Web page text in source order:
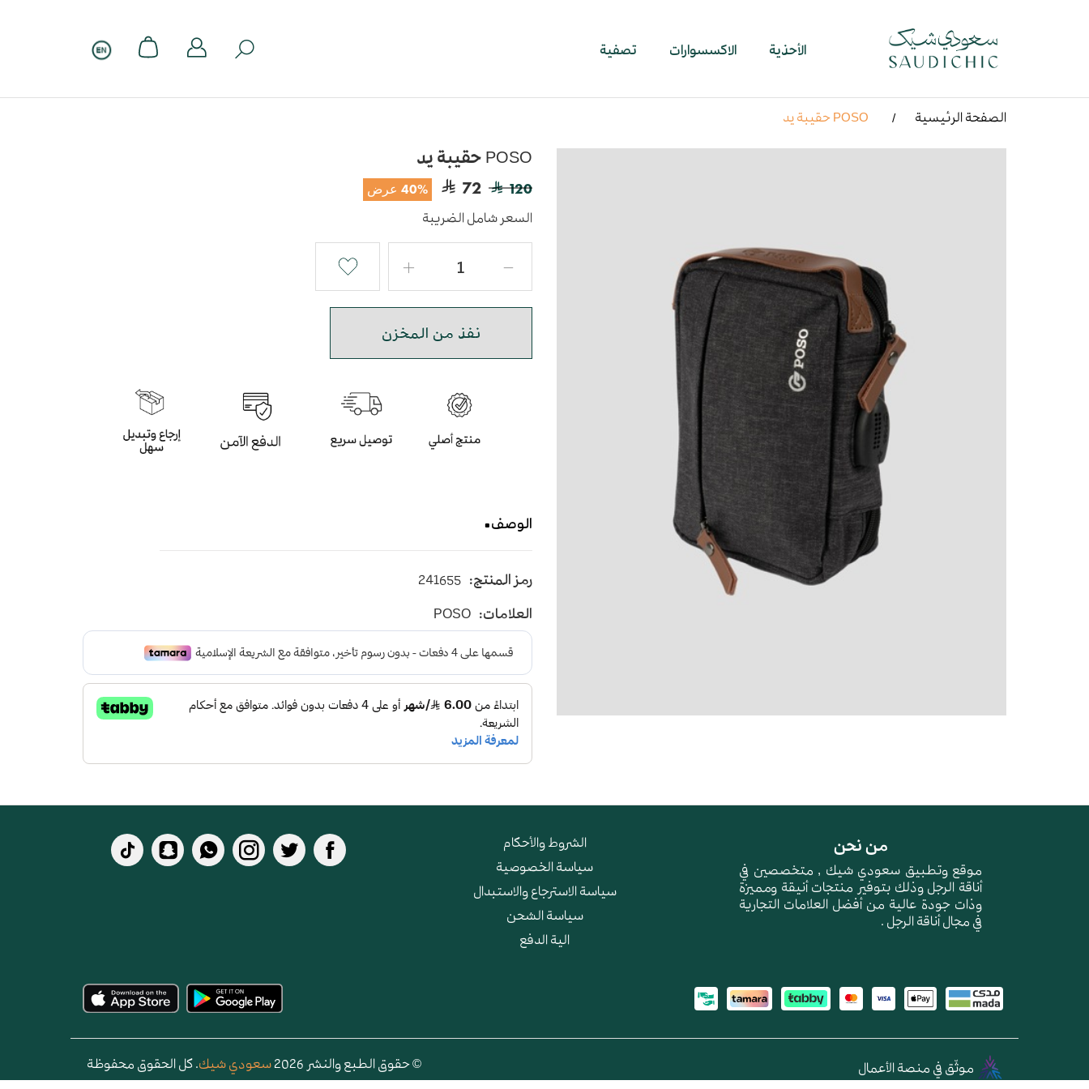
الأحذية الاكسسوارات تصفية
الصفحة الرئيسية POSO حقيبة يد
POSO حقيبة يد
120
72 40% عرض
السعر شامل الضريبة
نفذ من المخزن
الوصف
USB مقاومة للماء باللون الاسود مزودة بمنفذ شحن
بسحاب بفتحة كاملة و بتقسيم داخلي مميز مناسبة للباوربانك
PS-821
رمز المنتج: 241655
العلامات: POSO
من نحن
موقع وتطبيق سعودي شيك , متخصصين في
أناقة الرجل وذلك بتوفير منتجات أنيقة ومميزة
وذات جودة عالية من أفضل العلامات التجارية
في مجال أناقة الرجل .
الشروط والأحكام
سياسة الخصوصية
سياسة الاسترجاع والاستبدال
سياسة الشحن
الية الدفع
موثّق في منصة الأعمال © حقوق الطبع والنشر 2026 سعودي شيك. كل الحقوق محفوظة